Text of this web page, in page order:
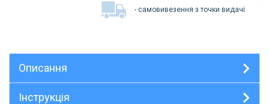
- самовивезення з точки видачі
Описання
Інструкція